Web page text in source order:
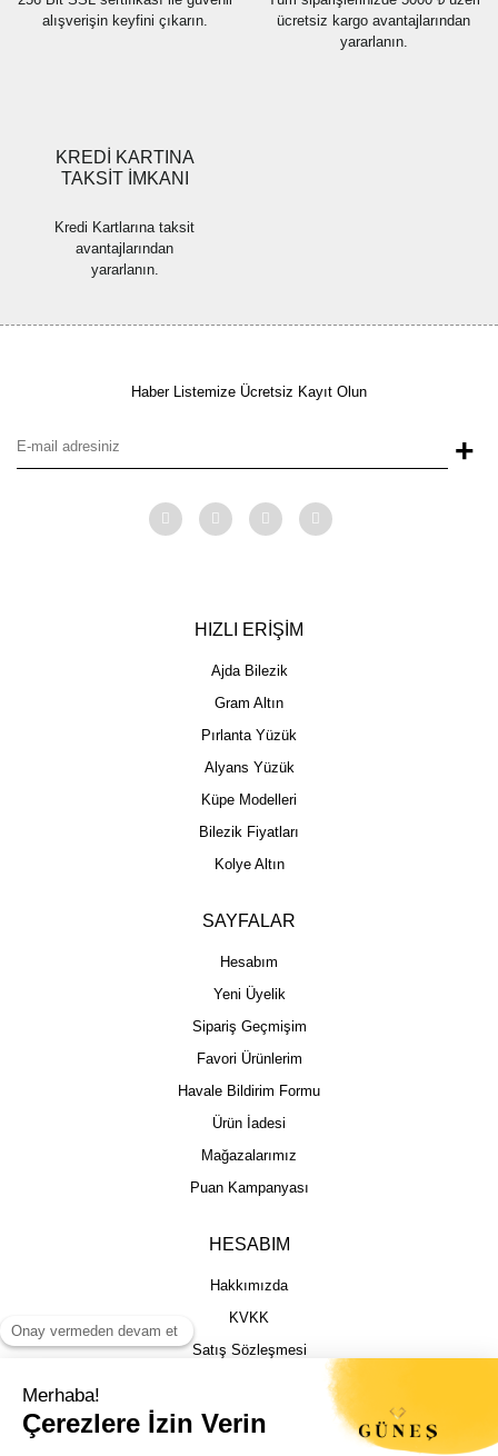
alışverişin keyfini çıkarın.
ücretsiz kargo avantajlarından
yararlanın.
KREDİ KARTINA
TAKSİT İMKANI
Kredi Kartlarına taksit
avantajlarından
yararlanın.
Haber Listemize Ücretsiz Kayıt Olun
+
HIZLI ERİŞİM
Ajda Bilezik
Gram Altın
Pırlanta Yüzük
Alyans Yüzük
Küpe Modelleri
Bilezik Fiyatları
Kolye Altın
SAYFALAR
Hesabım
Yeni Üyelik
Sipariş Geçmişim
Favori Ürünlerim
Havale Bildirim Formu
Ürün İadesi
Mağazalarımız
Puan Kampanyası
HESABIM
Hakkımızda
KVKK
Satış Sözleşmesi
İptal İade Şartları